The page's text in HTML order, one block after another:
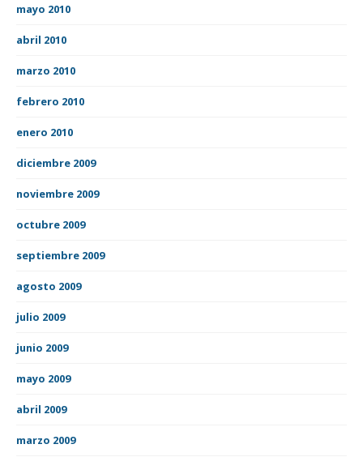
mayo 2010
abril 2010
marzo 2010
febrero 2010
enero 2010
diciembre 2009
noviembre 2009
octubre 2009
septiembre 2009
agosto 2009
julio 2009
junio 2009
mayo 2009
abril 2009
marzo 2009